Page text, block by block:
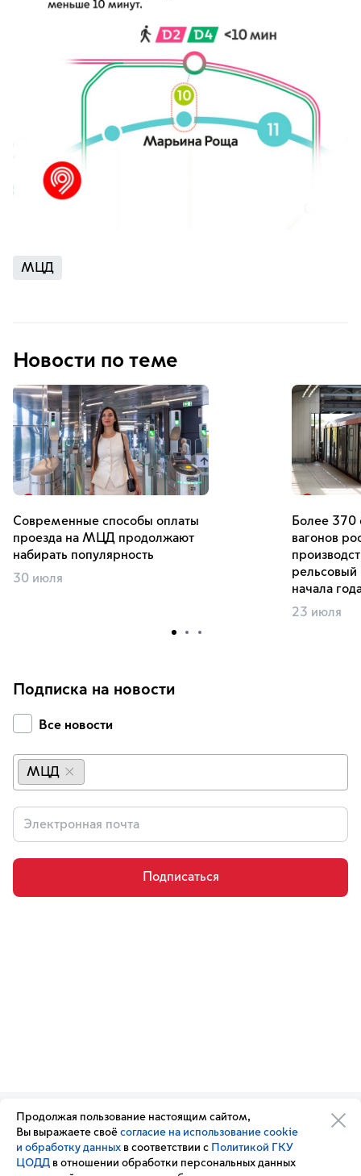
МЦД
Новости по теме
Современные способы оплаты
проезда на МЦД продолжают
набирать популярность
30 июля
Более 370
вагонов
рельсовый
начала
23 июля
Подписка на новости
Все новости
МЦД
Подписаться
Организации транспортного
комплекса
Транспортный комплекс
Обратная связь
Подписка
на новости
Продолжая пользование настоящим сайтом,
Вы выражаете своё согласие на использование cookie
и обработку данных в соответствии с Политикой ГКУ
ЦОДД в отношении обработки персональных данных